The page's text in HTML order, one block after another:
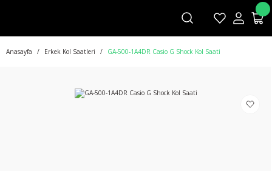
Anasayfa Erkek Kol Saatleri GA-500-1A4DR Casio G Shock Kol Saati